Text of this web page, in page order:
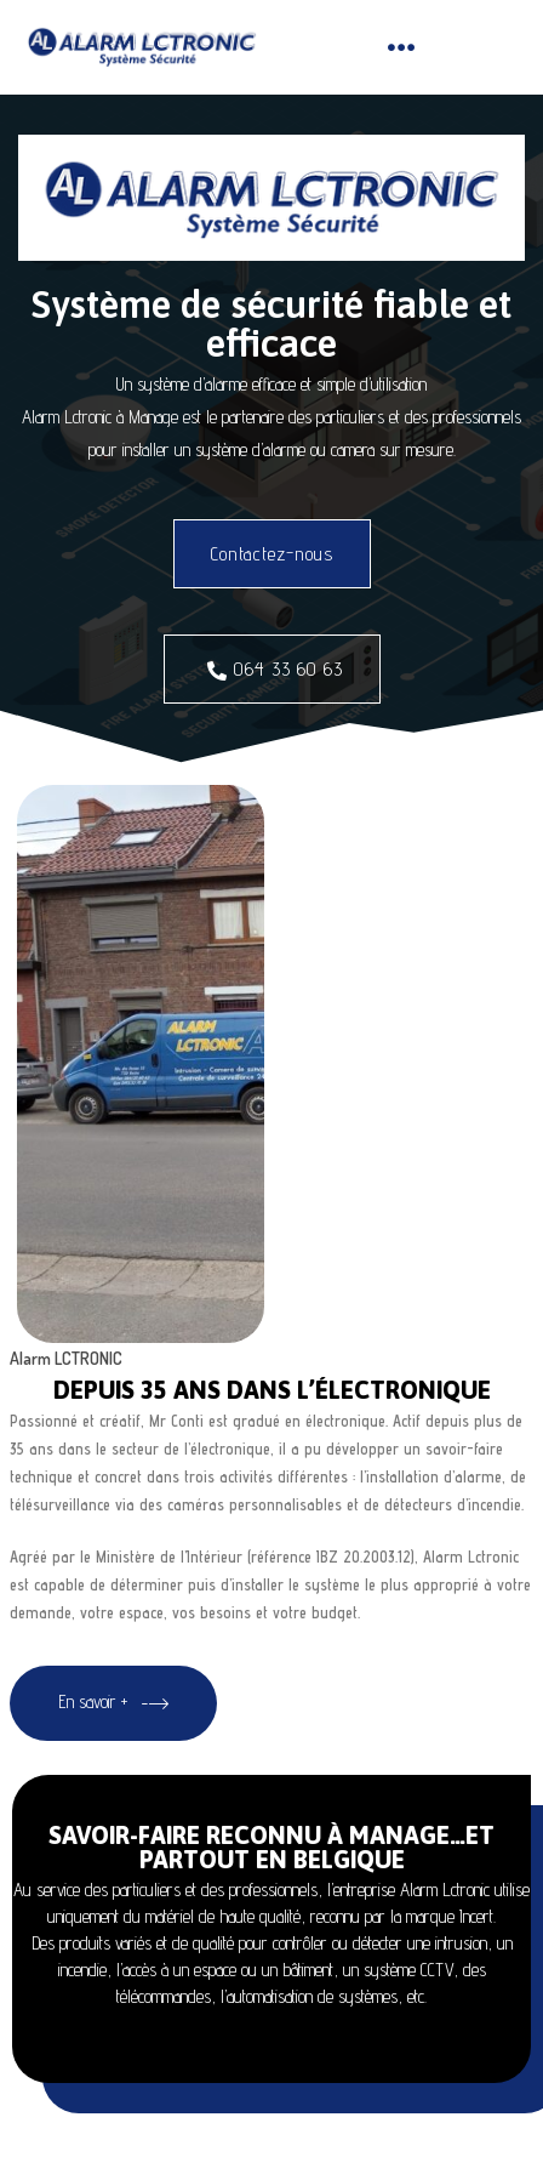
Système de sécurité fiable et
efficace
Un système d’alarme efficace et simple d’utilisation
Alarm Lctronic à Manage est le partenaire des particuliers et des professionnels
pour installer un système d’alarme ou camera sur mesure.
Contactez-nous
064 33 60 63
Alarm LCTRONIC
DEPUIS 35 ANS DANS L’ÉLECTRONIQUE
Passionné et créatif, Mr Conti est gradué en électronique. Actif depuis plus de
35 ans dans le secteur de l’électronique, il a pu développer un savoir-faire
technique et concret dans trois activités différentes : l’installation d’alarme, de
télésurveillance via des caméras personnalisables et de détecteurs d’incendie.
Agréé par le Ministère de l’Intérieur (référence IBZ 20.2003.12), Alarm Lctronic
est capable de déterminer puis d’installer le système le plus approprié à votre
demande, votre espace, vos besoins et votre budget.
En savoir +
SAVOIR-FAIRE RECONNU À MANAGE…ET
PARTOUT EN BELGIQUE
Au service des particuliers et des professionnels, l’entreprise Alarm Lctronic utilise
uniquement du matériel de haute qualité, reconnu par la marque Incert.
Des produits variés et de qualité pour contrôler ou détecter une intrusion, un
incendie, l’accès à un espace ou un bâtiment, un système CCTV, des
télécommandes, l’automatisation de systèmes, etc.